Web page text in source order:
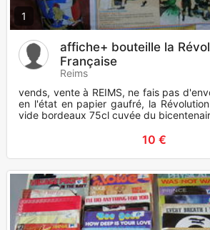
1
affiche+ bouteille la
Française
Reims
vends, vente à REIMS, ne fais pas
en l'état en papier gaufré, la
vide bordeaux 75cl cuvée du
10 €